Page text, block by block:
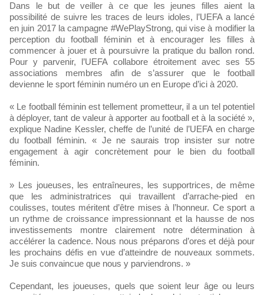
Dans le but de veiller à ce que les jeunes filles aient la
possibilité de suivre les traces de leurs idoles, l’UEFA a lancé
en juin 2017 la campagne #WePlayStrong, qui vise à modifier la
perception du football féminin et à encourager les filles à
commencer à jouer et à poursuivre la pratique du ballon rond.
Pour y parvenir, l’UEFA collabore étroitement avec ses 55
associations membres afin de s’assurer que le football
devienne le sport féminin numéro un en Europe d’ici à 2020.
« Le football féminin est tellement prometteur, il a un tel potentiel
à déployer, tant de valeur à apporter au football et à la société »,
explique Nadine Kessler, cheffe de l’unité de l’UEFA en charge
du football féminin. « Je ne saurais trop insister sur notre
engagement à agir concrètement pour le bien du football
féminin.
» Les joueuses, les entraîneures, les supportrices, de même
que les administratrices qui travaillent d’arrache-pied en
coulisses, toutes méritent d’être mises à l’honneur. Ce sport a
un rythme de croissance impressionnant et la hausse de nos
investissements montre clairement notre détermination à
accélérer la cadence. Nous nous préparons d’ores et déjà pour
les prochains défis en vue d’atteindre de nouveaux sommets.
Je suis convaincue que nous y parviendrons. »
Cependant, les joueuses, quels que soient leur âge ou leurs